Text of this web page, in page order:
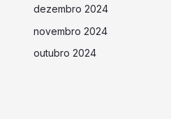
dezembro 2024
novembro 2024
outubro 2024